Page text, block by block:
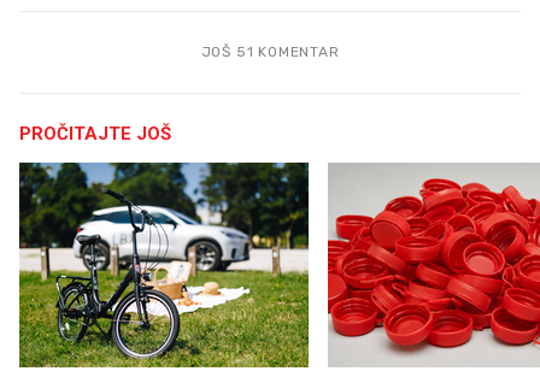
JOŠ 51 KOMENTAR
PROČITAJTE JOŠ